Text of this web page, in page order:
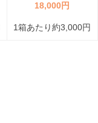
18,000円
1箱あたり約3,000円